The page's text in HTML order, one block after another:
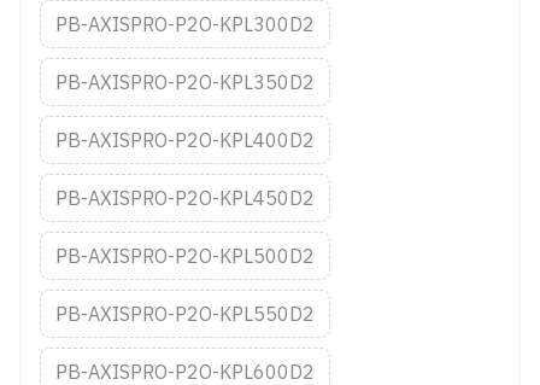
PB-AXISPRO-P2O-KPL300D2
PB-AXISPRO-P2O-KPL350D2
PB-AXISPRO-P2O-KPL400D2
PB-AXISPRO-P2O-KPL450D2
PB-AXISPRO-P2O-KPL500D2
PB-AXISPRO-P2O-KPL550D2
PB-AXISPRO-P2O-KPL600D2